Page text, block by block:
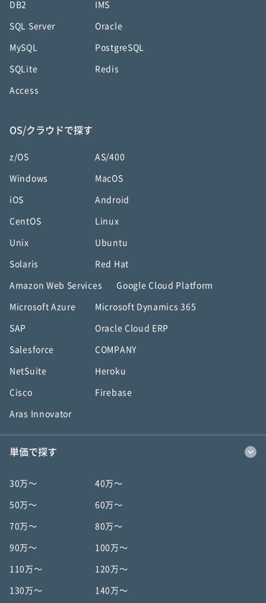
DB2 IMS
SQL Server Oracle
MySQL PostgreSQL
SQLite Redis
Access
OS/クラウドで探す
z/OS AS/400
Windows MacOS
iOS Android
CentOS Linux
Unix Ubuntu
Solaris Red Hat
Amazon Web Services Google Cloud Platform
Microsoft Azure Microsoft Dynamics 365
SAP Oracle Cloud ERP
Salesforce COMPANY
NetSuite Heroku
Cisco Firebase
Aras Innovator
単価で探す
30万〜 40万〜
50万〜 60万〜
70万〜 80万〜
90万〜 100万〜
110万〜 120万〜
130万〜 140万〜